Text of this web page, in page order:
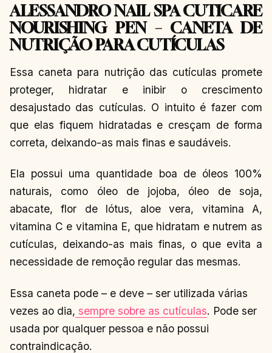
ALESSANDRO NAIL SPA CUTICARE
NOURISHING PEN – CANETA DE
NUTRIÇÃO PARA CUTÍCULAS
Essa caneta para nutrição das cutículas promete
proteger, hidratar e inibir o crescimento
desajustado das cutículas. O intuito é fazer com
que elas fiquem hidratadas e cresçam de forma
correta, deixando-as mais finas e saudáveis.
Ela possui uma quantidade boa de óleos 100%
naturais, como óleo de jojoba, óleo de soja,
abacate, flor de lótus, aloe vera, vitamina A,
vitamina C e vitamina E, que hidratam e nutrem as
cutículas, deixando-as mais finas, o que evita a
necessidade de remoção regular das mesmas.
Essa caneta pode – e deve – ser utilizada várias
vezes ao dia, sempre sobre as cutículas. Pode ser
usada por qualquer pessoa e não possui
contraindicação.